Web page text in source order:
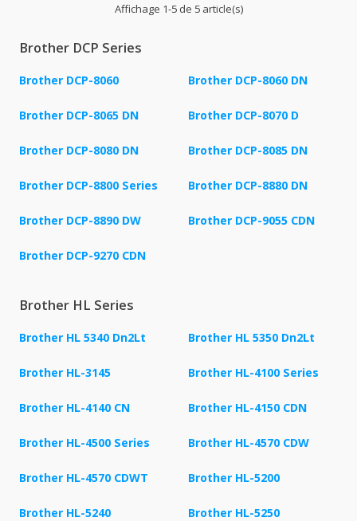
Affichage 1-5 de 5 article(s)
Brother DCP Series
Brother DCP-8060 Brother DCP-8060 DN
Brother DCP-8065 DN Brother DCP-8070 D
Brother DCP-8080 DN Brother DCP-8085 DN
Brother DCP-8800 Series Brother DCP-8880 DN
Brother DCP-8890 DW Brother DCP-9055 CDN
Brother DCP-9270 CDN
Brother HL Series
Brother HL 5340 Dn2Lt Brother HL 5350 Dn2Lt
Brother HL-3145 Brother HL-4100 Series
Brother HL-4140 CN Brother HL-4150 CDN
Brother HL-4500 Series Brother HL-4570 CDW
Brother HL-4570 CDWT Brother HL-5200
Brother HL-5240 Brother HL-5250